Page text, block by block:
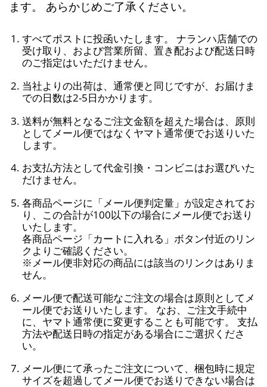
ます。 あらかじめご了承ください。
すべてポストに投函いたします。 ナランハ店舗での
受け取り、および営業所留、置き配および配送日時
のご指定はいただけません。
当社よりの出荷は、通常便と同じですが、お届けま
での日数は2-5日かかります。
送料が無料となるご注文金額を超えた場合は、原則
としてメール便ではなくヤマト通常便でお送りいた
します。
お支払方法として代金引換・コンビニはお選びいた
だけません。
各商品ページに「メール便判定量」が設定されてお
り、この合計が100以下の場合にメール便でお送り
いたします。
各商品ページ「カートに入れる」ボタン付近のリン
クよりご確認ください。
※メール便非対応の商品には該当のリンクはありま
せん。
メール便で配送可能なご注文の場合は原則としてメ
ール便でお送りいたします。 なお、ご注文手続中
に、ヤマト通常便に変更することも可能です。 支払
方法や配送日時の指定がある場合にご選択くださ
い。
メール便にて承ったご注文について、梱包時に規定
サイズを超過してメール便でお送りできない場合は